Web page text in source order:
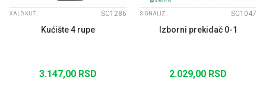
XALD KUTIJE ZA FI22 SIGNALIZACIJU SC1286
Kućište 4 rupe
3.147,00 RSD
SIGNALIZACIJA FI22 XB4 SC1047
Izborni prekidač 0-1
2.029,00 RSD